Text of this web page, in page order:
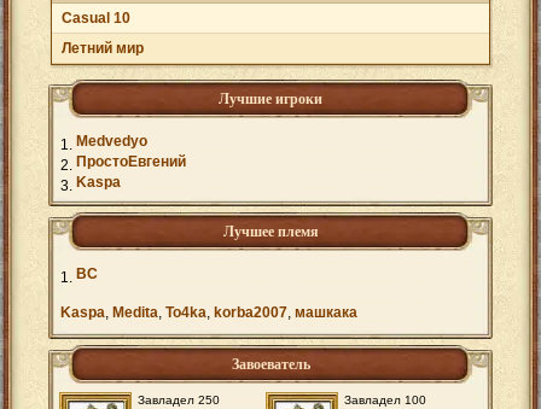
Casual 10
Летний мир
Лучшие игроки
Medvedyo
ПростоЕвгений
Kaspa
Лучшее племя
BС
Kaspa, Medita, To4ka, korba2007, машкака
Завоеватель
Завладел 250
Завладел 100